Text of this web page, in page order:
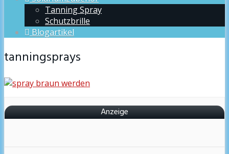
Tanning Spray
Schutzbrille
Blogartikel
tanningsprays
Anzeige